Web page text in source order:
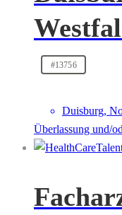
#13756
Duisburg,
Überlassung und/